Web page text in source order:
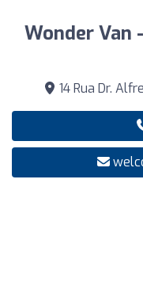
Wonder Van
14 Rua Dr.